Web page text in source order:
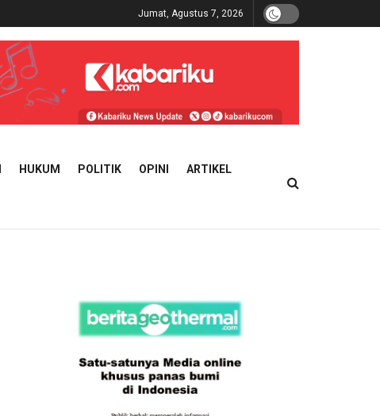
Jumat, Agustus 7, 2026
HUKUM POLITIK OPINI ARTIKEL